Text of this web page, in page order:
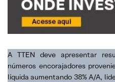
A TTEN deve apresentar
números encorajadores
líquida aumentando 38% A/A,